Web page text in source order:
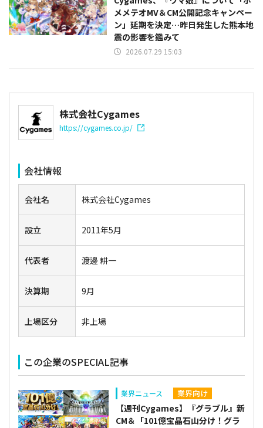
メメテオMV＆CM公開記念キャンペー
ン」延期を決定…昨日発生した熊本地
震の影響を鑑みて
2026.07.29 15:03
株式会社Cygames
https://cygames.co.jp/
会社情報
会社名 株式会社Cygames
設立 2011年5月
代表者 渡邊 耕一
決算期 9月
上場区分 非上場
この企業のSPECIAL記事
業界ニュース 業界向け
【週刊Cygames】『グラブル』新
CM＆「101億宝晶石山分け！グラ